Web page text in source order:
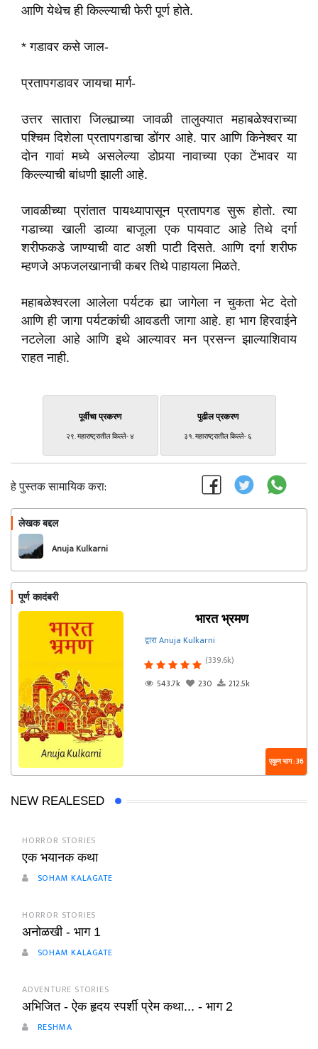
आणि येथेच ही किल्ल्याची फेरी पूर्ण होते.
* गडावर कसे जाल-
प्रतापगडावर जायचा मार्ग-
उत्तर सातारा जिल्ह्याच्या जावळी तालुक्यात महाबळेश्वराच्या
पश्चिम दिशेला प्रतापगडाचा डोंगर आहे. पार आणि किनेश्वर या
दोन गावां मध्ये असलेल्या डोपर्‍या नावाच्या एका टेंभावर या
किल्ल्याची बांधणी झाली आहे.
जावळीच्या प्रांतात पायथ्यापासून प्रतापगड सुरू होतो. त्या
गडाच्या खाली डाव्या बाजूला एक पायवाट आहे तिथे दर्गा
शरीफकडे जाण्याची वाट अशी पाटी दिसते. आणि दर्गा शरीफ
म्हणजे अफजलखानाची कबर तिथे पाहायला मिळते.
महाबळेश्वरला आलेला पर्यटक ह्या जागेला न चुकता भेट देतो
आणि ही जागा पर्यटकांची आवडती जागा आहे. हा भाग हिरवाईने
नटलेला आहे आणि इथे आल्यावर मन प्रसन्न झाल्याशिवाय
राहत नाही.
पूर्वीचा प्रकरण
२९. महाराष्ट्रातील किल्ले- ४
पुढील प्रकरण
३१. महाराष्ट्रातील किल्ले- ६
हे पुस्तक सामायिक करा:
लेखक बद्दल
Anuja Kulkarni
पूर्ण कादंबरी
भारत भ्रमण
द्वारा Anuja Kulkarni
(339.6k)
543.7k
230 212.5k
एकूण भाग : 36
NEW REALESED
HORROR STORIES
एक भयानक कथा
SOHAM KALAGATE
HORROR STORIES
अनोळखी - भाग 1
SOHAM KALAGATE
ADVENTURE STORIES
अभिजित - ऐक हृदय स्पर्शी प्रेम कथा... - भाग 2
RESHMA